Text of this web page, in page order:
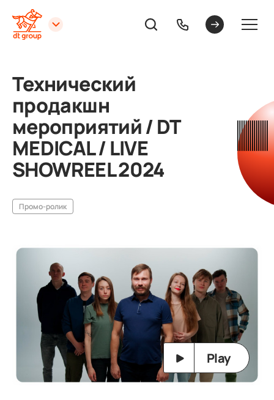
Технический
продакшн
мероприятий / DT
MEDICAL / LIVE
SHOWREEL 2024
Промо-ролик
Play